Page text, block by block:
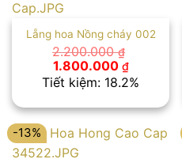
Lẵng hoa Nồng cháy 002
2.200.000₫
Giá
gốc
là:
1.800.000 ₫Giá
hiện
tại
Tiết kiệm: 18.2%
-13%